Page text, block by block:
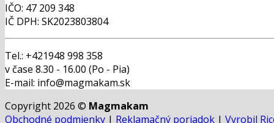
IČO: 47 209 348
IČ DPH: SK2023803804
Tel.: +421948 998 358
v čase 8.30 - 16.00 (Po - Pia)
E-mail: info@magmakam.sk
Copyright 2026 © Magmakam
Obchodné podmienky | Reklamačný poriadok | Vyrobil